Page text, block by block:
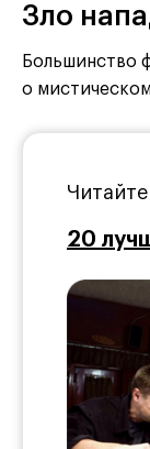
Зло
Большинство
о
20